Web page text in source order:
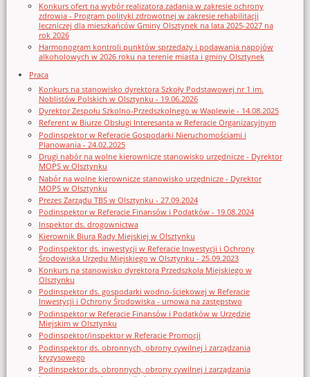
Konkurs ofert na wybór realizatora zadania w zakresie ochrony
zdrowia - Program polityki zdrowotnej w zakresie rehabilitacji
leczniczej dla mieszkańców Gminy Olsztynek na lata 2025-2027 na
rok 2026
Harmonogram kontroli punktów sprzedaży i podawania napojów
alkoholowych w 2026 roku na terenie miasta i gminy Olsztynek
Praca
Konkurs na stanowisko dyrektora Szkoły Podstawowej nr 1 im.
Noblistów Polskich w Olsztynku - 19.06.2026
Dyrektor Zespołu Szkolno-Przedszkolnego w Waplewie - 14.08.2025
Referent w Biurze Obsługi Interesanta w Referacie Organizacyjnym
Podinspektor w Referacie Gospodarki Nieruchomościami i
Planowania - 24.02.2025
Drugi nabór na wolne kierownicze stanowisko urzędnicze - Dyrektor
MOPS w Olsztynku
Nabór na wolne kierownicze stanowisko urzędnicze - Dyrektor
MOPS w Olsztynku
Prezes Zarządu TBS w Olsztynku - 27.09.2024
Podinspektor w Referacie Finansów i Podatków - 19.08.2024
Inspektor ds. drogownictwa
Kierownik Biura Rady Miejskiej w Olsztynku
Podinspektor ds. inwestycji w Referacie Inwestycji i Ochrony
Środowiska Urzędu Miejskiego w Olsztynku - 25.09.2023
Konkurs na stanowisko dyrektora Przedszkola Miejskiego w
Olsztynku
Podinspektor ds. gospodarki wodno-ściekowej w Referacie
Inwestycji i Ochrony Środowiska - umowa na zastępstwo
Podinspektor w Referacie Finansów i Podatków w Urzędzie
Miejskim w Olsztynku
Podinspektor/inspektor w Referacie Promocji
Podinspektor ds. obronnych, obrony cywilnej i zarządzania
kryzysowego
Podinspektor ds. obronnych, obrony cywilnej i zarządzania